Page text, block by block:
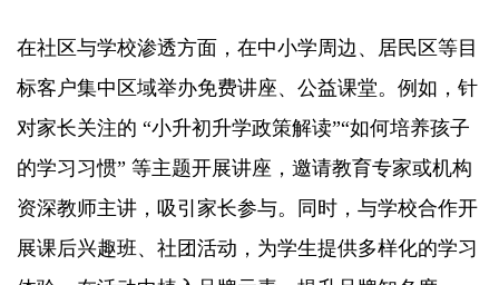
在社区与学校渗透方面，在中小学周边、居民区等目
标客户集中区域举办免费讲座、公益课堂。例如，针
对家长关注的 “小升初升学政策解读”“如何培养孩子
的学习习惯” 等主题开展讲座，邀请教育专家或机构
资深教师主讲，吸引家长参与。同时，与学校合作开
展课后兴趣班、社团活动，为学生提供多样化的学习